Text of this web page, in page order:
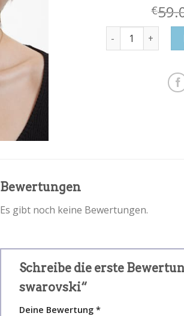
€
kette von
Bewertungen
Es gibt noch keine Bewertungen.
Schreibe die erste
swarovski“
Deine Bewertung *